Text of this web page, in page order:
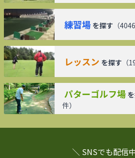
練習場 を探す （4046
レッスン を探す （
パターゴルフ場
件）
＼ SNSでも配信